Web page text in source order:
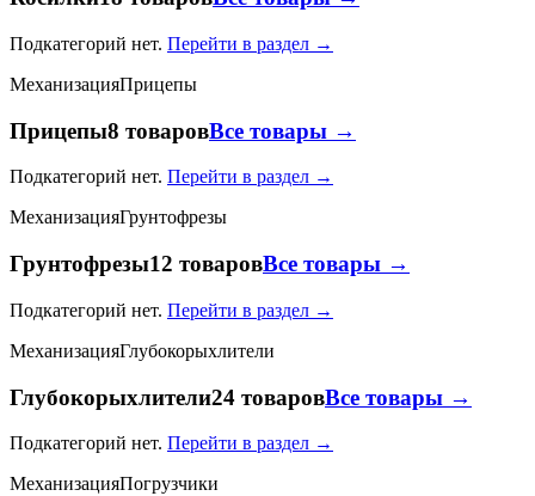
Подкатегорий нет. Перейти в раздел →
МеханизацияПрицепы
Прицепы8 товаровВсе товары →
Подкатегорий нет. Перейти в раздел →
МеханизацияГрунтофрезы
Грунтофрезы12 товаровВсе товары →
Подкатегорий нет. Перейти в раздел →
МеханизацияГлубокорыхлители
Глубокорыхлители24 товаровВсе товары →
Подкатегорий нет. Перейти в раздел →
МеханизацияПогрузчики